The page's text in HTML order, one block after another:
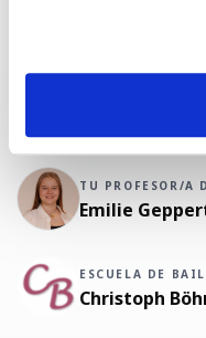
à 45 min
TU PROFESOR/A
Emilie
ESCUELA DE
Christoph